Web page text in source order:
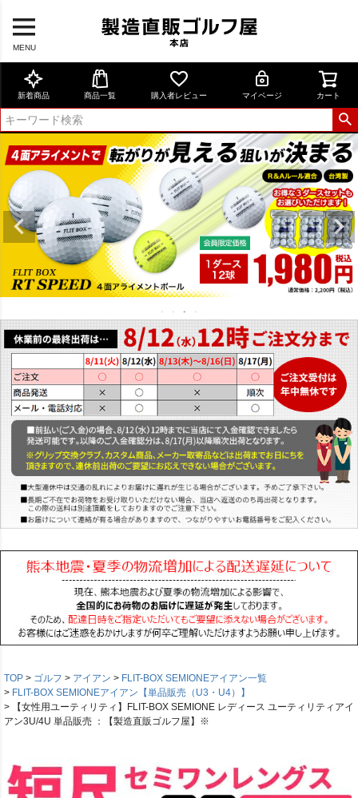
MENU
新着商品 商品一覧 購入者レビュー マイページ カート
TOP ゴルフ アイアン
FLIT-BOX SEMIONEアイアン一覧
FLIT-BOX SEMIONEアイアン【単品販売（U3・U4）】
【女性用ユーティリティ】FLIT-BOX SEMIONE レディース ユーティリティアイ
アン3U/4U 単品販売 ：【製造直販ゴルフ屋】※